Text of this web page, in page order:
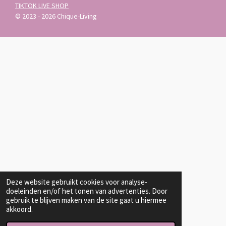
Deze website gebruikt cookies voor analyse-
doeleinden en/of het tonen van advertenties. Door
gebruik te blijven maken van de site gaat u hiermee
akkoord.
TIKTOK LIVE SHOP
© 2023 - 2026 Chique-Living